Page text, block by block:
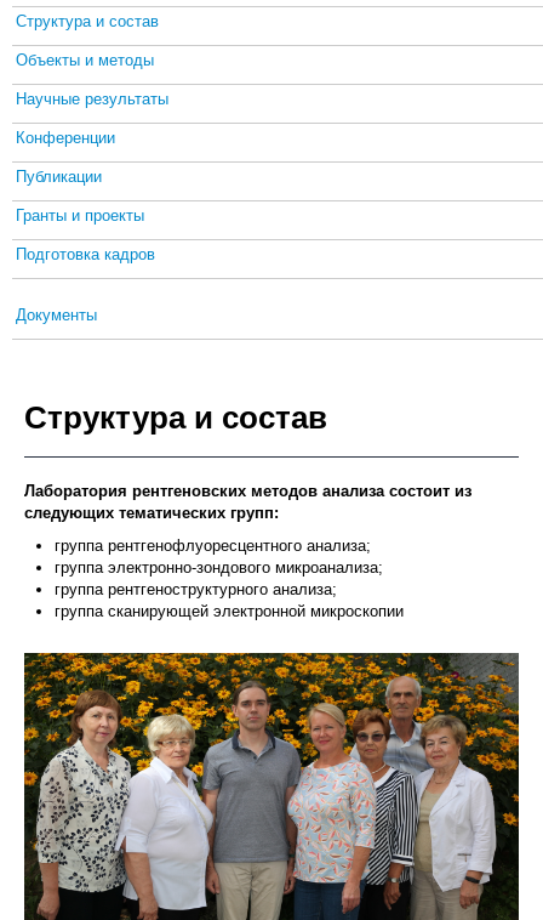
Структура и состав
Объекты и методы
Научные результаты
Конференции
Публикации
Гранты и проекты
Подготовка кадров
Документы
Структура и состав
Лаборатория рентгеновских методов анализа состоит из
следующих тематических групп:
группа рентгенофлуоресцентного анализа;
группа электронно-зондового микроанализа;
группа рентгеноструктурного анализа;
группа сканирующей электронной микроскопии